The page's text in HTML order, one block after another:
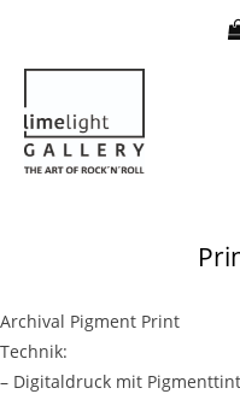
springen
Archival Pigment Print
Technik:
– Digitaldruck mit